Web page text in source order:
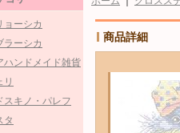
ョーシカ
ラーシカ
ハンドメイド雑貨
リ
スキノ・パレフ
タ
商品詳細